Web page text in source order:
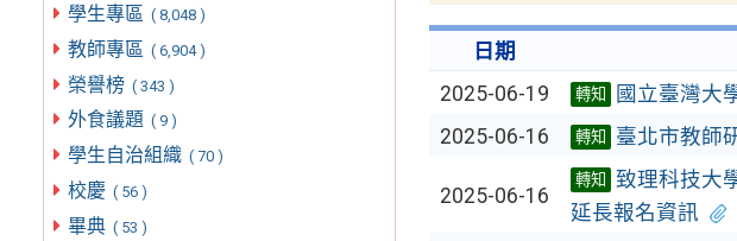
學生專區 ( 8,048 )
教師專區 ( 6,904 )
榮譽榜 ( 343 )
外食議題 ( 9 )
學生自治組織 ( 70 )
校慶 ( 56 )
畢典 ( 53 )
日期
2025-06-19
轉知 國立臺灣大
2025-06-16 轉知 臺北市教師
2025-06-16
轉知
致理科技大
延長報名資訊